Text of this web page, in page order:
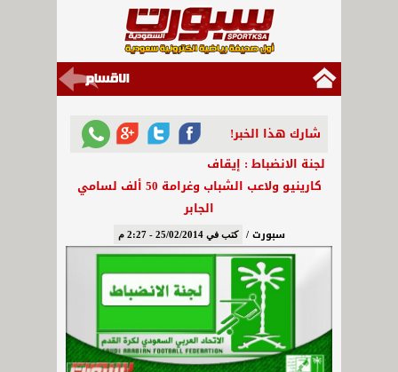
شارك هذا الخبر!
لجنة الانضباط : إيقاف
كارينيو ولاعب الشباب وغرامة 50 ألف لسامي
الجابر
سبورت / كتب في 25/02/2014 - 2:27 م